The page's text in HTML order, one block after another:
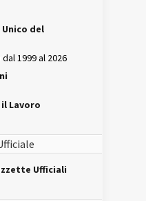
del
1999 al 2026
Lavoro
Ufficiali